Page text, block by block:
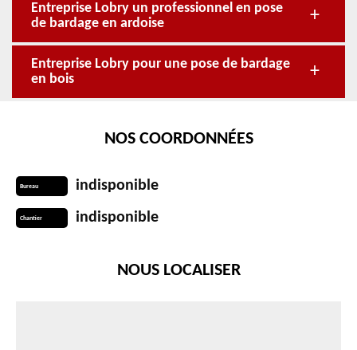
Entreprise Lobry un professionnel en pose
de bardage en ardoise
Entreprise Lobry pour une pose de bardage
en bois
NOS COORDONNÉES
Bureau indisponible
Chantier indisponible
NOUS LOCALISER